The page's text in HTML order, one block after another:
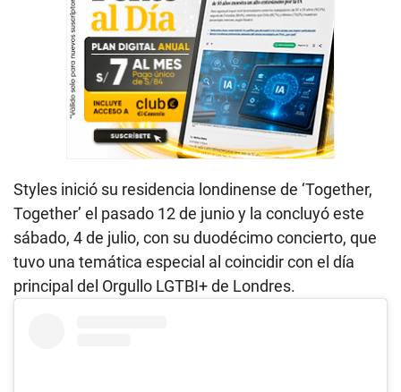
Styles inició su residencia londinense de ‘Together,
Together’ el pasado 12 de junio y la concluyó este
sábado, 4 de julio, con su duodécimo concierto, que
tuvo una temática especial al coincidir con el día
principal del Orgullo LGTBI+ de Londres.